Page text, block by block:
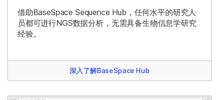
借助BaseSpace Sequence Hub，任何水平的研究人
员都可进行NGS数据分析，无需具备生物信息学研究
经验。
深入了解BaseSpace Hub